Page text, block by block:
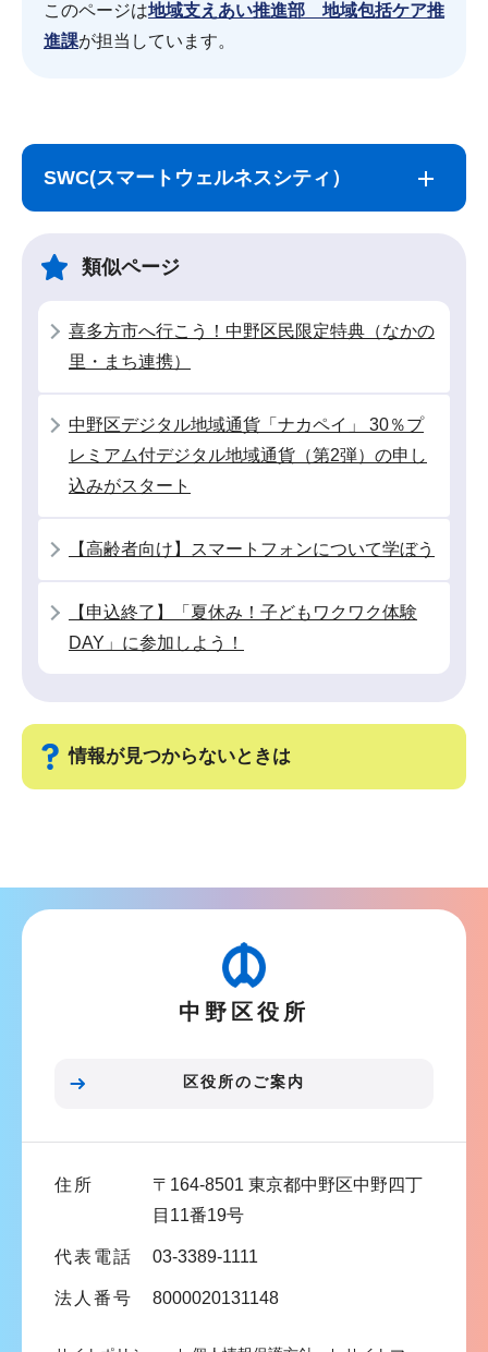
このページは地域支えあい推進部 地域包括ケア推
進課が担当しています。
こ
SWC(スマートウェルネスシティ）
類似ページ
喜多方市へ行こう！中野区民限定特典（なかの
里・まち連携）
中野区デジタル地域通貨「ナカペイ」 30％プ
レミアム付デジタル地域通貨（第2弾）の申し
込みがスタート
【高齢者向け】スマートフォンについて学ぼう
【申込終了】「夏休み！子どもワクワク体験
DAY」に参加しよう！
情報が見つからないときは
ナ
ビ
中野区役所
区役所のご案内
住所
〒164-8501 東京都中野区中野四丁
目11番19号
代表電話 03-3389-1111
法人番号 8000020131148